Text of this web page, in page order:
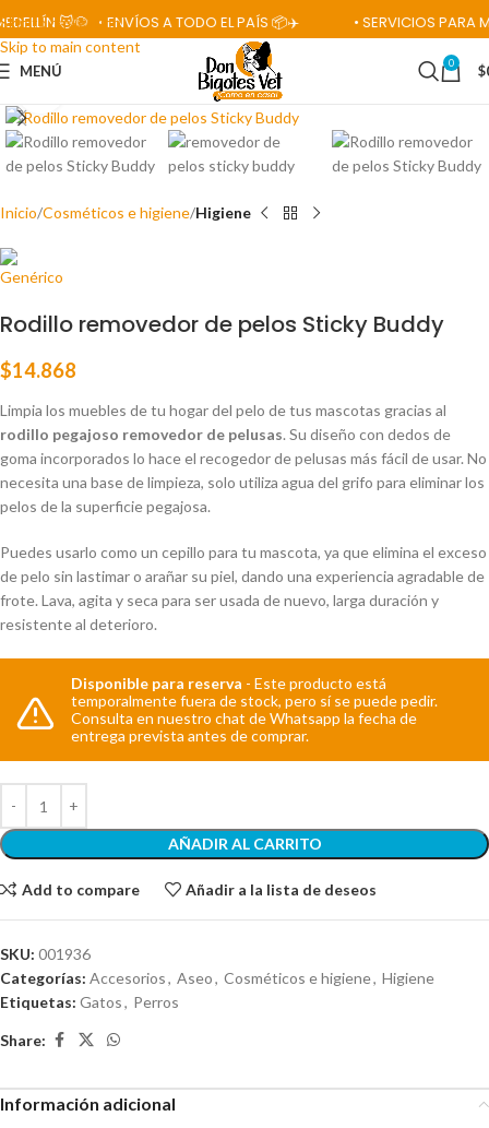
Skip to navigation
Skip to main content
🐱🐶 • ENVÍOS A TODO EL PAÍS 📦✈️ • SERVICIOS PARA
MENÚ 0 $
Inicio Cosméticos e higiene Higiene
Rodillo removedor de pelos Sticky Buddy
$14.868
Limpia los muebles de tu hogar del pelo de tus mascotas gracias al
rodillo pegajoso removedor de pelusas. Su diseño con dedos de
goma incorporados lo hace el recogedor de pelusas más fácil de usar. No
necesita una base de limpieza, solo utiliza agua del grifo para eliminar los
pelos de la superficie pegajosa.
Puedes usarlo como un cepillo para tu mascota, ya que elimina el exceso
de pelo sin lastimar o arañar su piel, dando una experiencia agradable de
frote. Lava, agita y seca para ser usada de nuevo, larga duración y
resistente al deterioro.
Disponible para reserva
AÑADIR AL CARRITO
Add to compare Añadir a la lista de deseos
SKU: 001936
Categorías: Accesorios, Aseo, Cosméticos e higiene, Higiene
Etiquetas: Gatos, Perros
Share:
Información adicional